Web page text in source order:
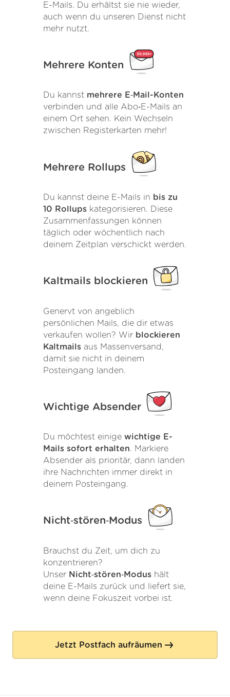
E-Mails. Du erhältst sie nie wieder,
auch wenn du unseren Dienst nicht
mehr nutzt.
Mehrere Konten
Du kannst mehrere E‑Mail-Konten
verbinden und alle Abo‑E-Mails an
einem Ort sehen. Kein Wechseln
zwischen Registerkarten mehr!
Mehrere Rollups
Du kannst deine E-Mails in bis zu
10 Rollups kategorisieren. Diese
Zusammenfassungen können
täglich oder wöchentlich nach
deinem Zeitplan verschickt werden.
Kaltmails blockieren
Genervt von angeblich
persönlichen Mails, die dir etwas
verkaufen wollen? Wir blockieren
Kaltmails aus Massenversand,
damit sie nicht in deinem
Posteingang landen.
Wichtige Absender
Du möchtest einige wichtige E-
Mails sofort erhalten. Markiere
Absender als prioritär, dann landen
ihre Nachrichten immer direkt in
deinem Posteingang.
Nicht‑stören‑Modus
Brauchst du Zeit, um dich zu
konzentrieren?
Unser Nicht‑stören‑Modus hält
deine E-Mails zurück und liefert sie,
wenn deine Fokuszeit vorbei ist.
Jetzt Postfach aufräumen